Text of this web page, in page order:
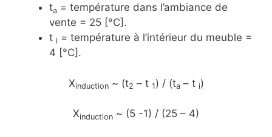
ta = température dans l’ambiance de
vente = 25 [°C].
t i = température à l’intérieur du meuble =
4 [°C].
Xinduction~ (t2 – t 1) / (ta– t i)
Xinduction ~ (5 -1) / (25 – 4)